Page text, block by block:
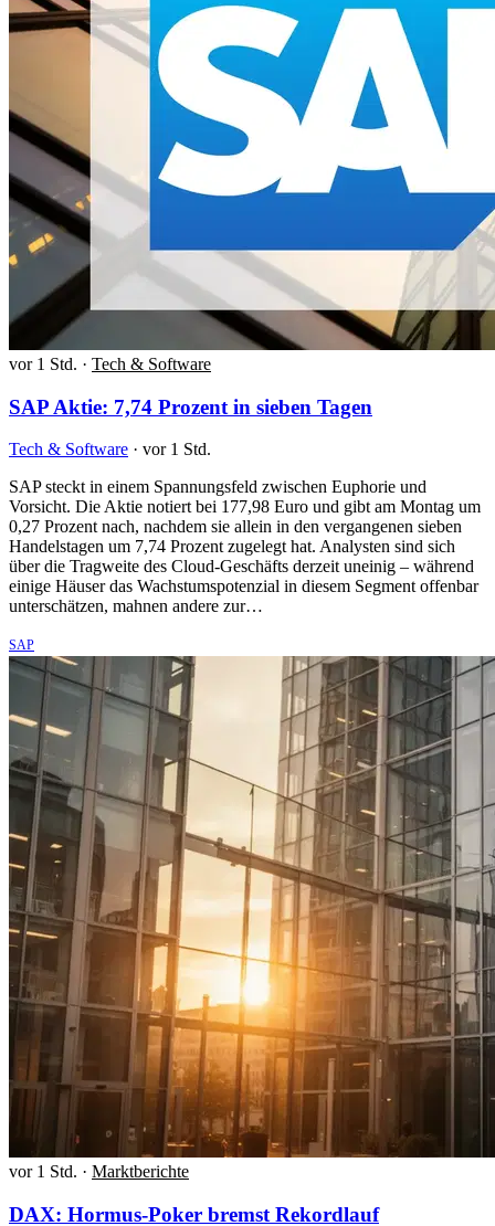
vor 1 Std. · Tech & Software
SAP Aktie: 7,74 Prozent in sieben Tagen
Tech & Software · vor 1 Std.
SAP steckt in einem Spannungsfeld zwischen Euphorie und
Vorsicht. Die Aktie notiert bei 177,98 Euro und gibt am Montag um
0,27 Prozent nach, nachdem sie allein in den vergangenen sieben
Handelstagen um 7,74 Prozent zugelegt hat. Analysten sind sich
über die Tragweite des Cloud-Geschäfts derzeit uneinig – während
einige Häuser das Wachstumspotenzial in diesem Segment offenbar
unterschätzen, mahnen andere zur…
SAP
vor 1 Std. · Marktberichte
DAX: Hormus-Poker bremst Rekordlauf